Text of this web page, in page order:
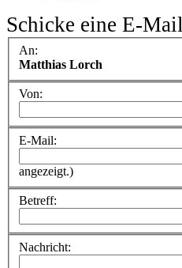
Schicke eine E-Mail
An:
Matthias Lorch
Von:
E-Mail:
angezeigt.)
Betreff:
Nachricht: